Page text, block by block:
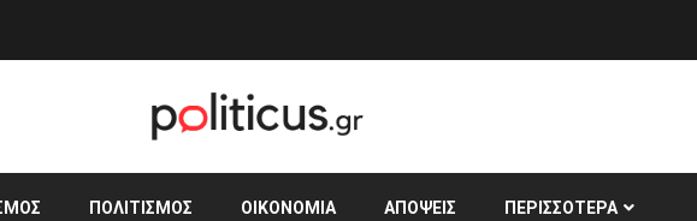
ΠΟΛΙΤΙΣΜΌΣ ΟΙΚΟΝΟΜΊΑ ΑΠΌΨΕΙΣ ΠΕΡΙΣΣΌΤΕΡΑ